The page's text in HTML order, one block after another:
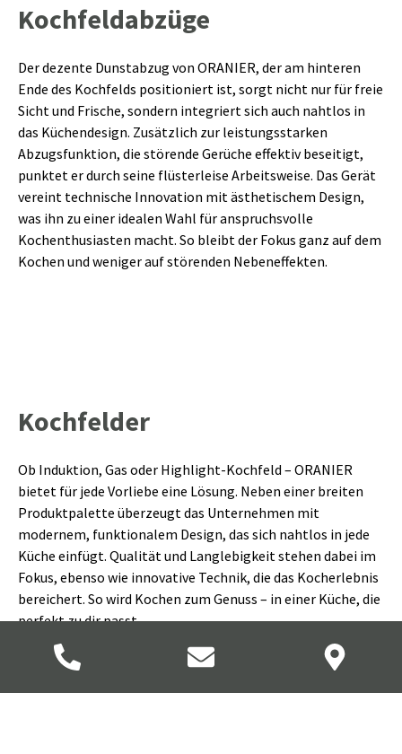
Kochfeldabzüge
Der dezente Dunstabzug von ORANIER, der am hinteren
Ende des Kochfelds positioniert ist, sorgt nicht nur für freie
Sicht und Frische, sondern integriert sich auch nahtlos in
das Küchendesign. Zusätzlich zur leistungsstarken
Abzugsfunktion, die störende Gerüche effektiv beseitigt,
punktet er durch seine flüsterleise Arbeitsweise. Das Gerät
vereint technische Innovation mit ästhetischem Design,
was ihn zu einer idealen Wahl für anspruchsvolle
Kochenthusiasten macht. So bleibt der Fokus ganz auf dem
Kochen und weniger auf störenden Nebeneffekten.
Kochfelder
Ob Induktion, Gas oder Highlight-Kochfeld – ORANIER
bietet für jede Vorliebe eine Lösung. Neben einer breiten
Produktpalette überzeugt das Unternehmen mit
modernem, funktionalem Design, das sich nahtlos in jede
Küche einfügt. Qualität und Langlebigkeit stehen dabei im
Fokus, ebenso wie innovative Technik, die das Kocherlebnis
bereichert. So wird Kochen zum Genuss – in einer Küche, die
perfekt zu dir passt.